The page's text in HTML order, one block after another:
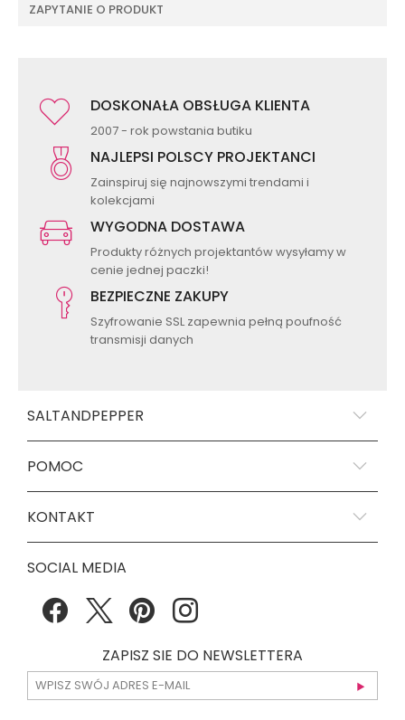
ZAPYTANIE O PRODUKT
DOSKONAŁA OBSŁUGA KLIENTA
2007 - rok powstania butiku
NAJLEPSI POLSCY PROJEKTANCI
Zainspiruj się najnowszymi trendami i
kolekcjami
WYGODNA DOSTAWA
Produkty różnych projektantów wysyłamy w
cenie jednej paczki!
BEZPIECZNE ZAKUPY
Szyfrowanie SSL zapewnia pełną poufność
transmisji danych
SALTANDPEPPER
POMOC
KONTAKT
SOCIAL MEDIA
ZAPISZ SIE DO NEWSLETTERA